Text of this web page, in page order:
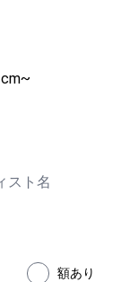
cm~
額あり